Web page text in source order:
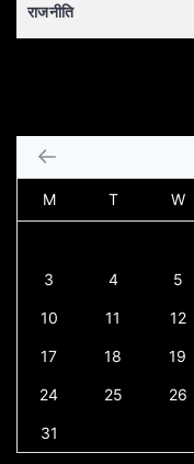
राजनीति
M T W
3 4 5
10 11 12
17 18 19
24 25 26
31